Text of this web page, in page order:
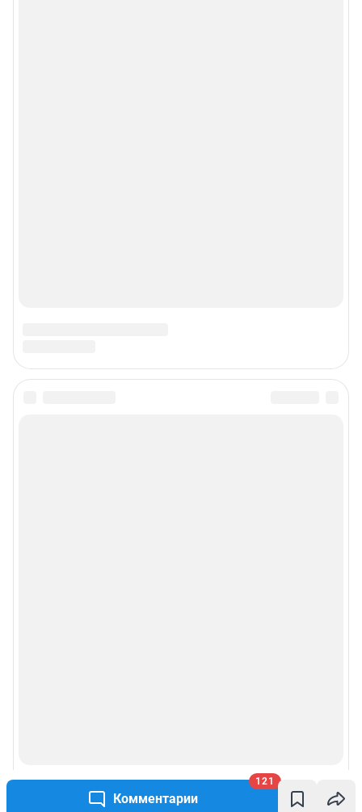
Комментарии
121